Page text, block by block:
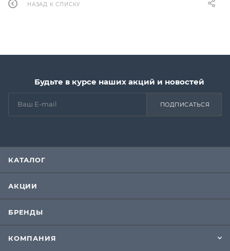
НАЗАД К СПИСКУ
Будьте в курсе наших акций и новостей
ПОДПИСАТЬСЯ
КАТАЛОГ
АКЦИИ
БРЕНДЫ
КОМПАНИЯ